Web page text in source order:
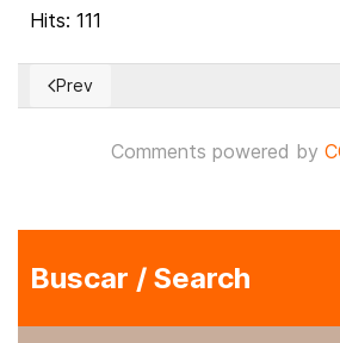
Hits: 111
Previous article: He estado
Prev
Comments powered by
Buscar / Search